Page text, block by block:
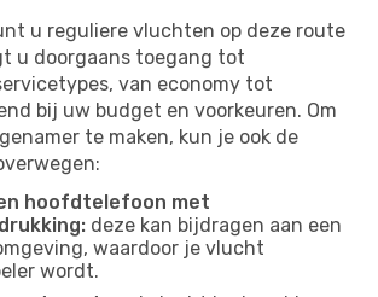
u reguliere vluchten op deze route
u doorgaans toegang tot
van economy tot
bij uw budget en voorkeuren. Om
te maken, kun je ook de
hoofdtelefoon met
deze kan bijdragen aan een
waardoor je vlucht
wordt.